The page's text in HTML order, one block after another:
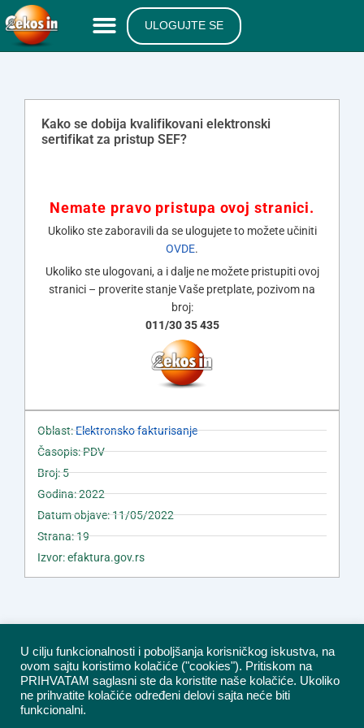
ULOGUJTE SE
Kako se dobija kvalifikovani elektronski
sertifikat za pristup SEF?
Nemate pravo pristupa ovoj stranici.
Ukoliko ste zaboravili da se ulogujete to možete učiniti
OVDE.
Ukoliko ste ulogovani, a i dalje ne možete pristupiti ovoj
stranici – proverite stanje Vaše pretplate, pozivom na
broj:
011/30 35 435
Oblast:Elektronsko fakturisanje
Časopis: PDV
Broj: 5
Godina: 2022
Datum objave: 11/05/2022
Strana: 19
Izvor: efaktura.gov.rs
U cilju funkcionalnosti i poboljšanja korisničkog iskustva, na
ovom sajtu koristimo kolačiće ("cookies"). Pritiskom na
PRIHVATAM saglasni ste da koristite naše kolačiće. Ukoliko
ne prihvatite kolačiće određeni delovi sajta neće biti
funkcionalni.